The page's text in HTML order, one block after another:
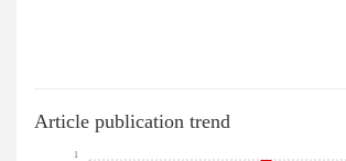
Article publication trend
1